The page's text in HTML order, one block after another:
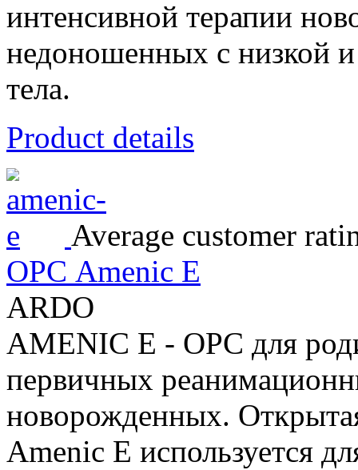
интенсивной терапии
недоношенных с низкой
тела.
Product details
Average customer
ОРС Amenic E
ARDO
AMENIC E - ОРС для
первичных
новорожденных.
Amenic E используется